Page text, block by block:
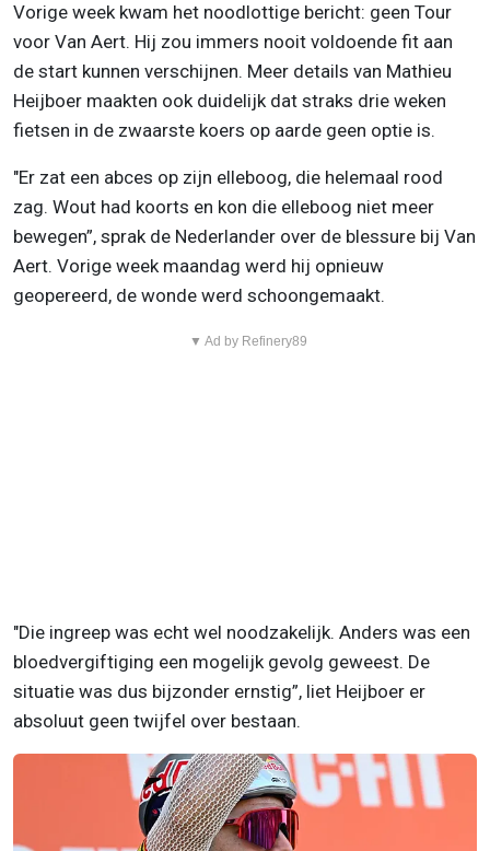
Vorige week kwam het noodlottige bericht: geen Tour
voor Van Aert. Hij zou immers nooit voldoende fit aan
de start kunnen verschijnen. Meer details van Mathieu
Heijboer maakten ook duidelijk dat straks drie weken
fietsen in de zwaarste koers op aarde geen optie is.
"Er zat een abces op zijn elleboog, die helemaal rood
zag. Wout had koorts en kon die elleboog niet meer
bewegen”, sprak de Nederlander over de blessure bij Van
Aert. Vorige week maandag werd hij opnieuw
geopereerd, de wonde werd schoongemaakt.
▼ Ad by Refinery89
"Die ingreep was echt wel noodzakelijk. Anders was een
bloedvergiftiging een mogelijk gevolg geweest. De
situatie was dus bijzonder ernstig”, liet Heijboer er
absoluut geen twijfel over bestaan.